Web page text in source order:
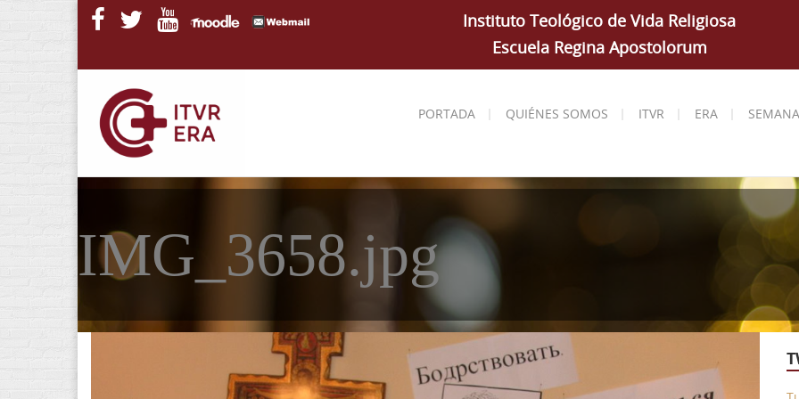
Pasar al contenido principal
Instituto Teológico de Vida Religiosa
Escuela Regina Apostolorum
PORTADA QUIÉNES SOMOS ITVR ERA
IMG_3658.jpg